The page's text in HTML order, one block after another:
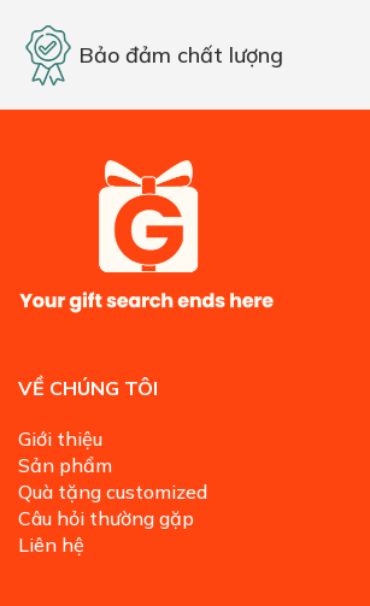
Bảo đảm chất lượng
VỀ CHÚNG TÔI
Giới thiệu
Sản phẩm
Quà tặng customized
Câu hỏi thường gặp
Liên hệ